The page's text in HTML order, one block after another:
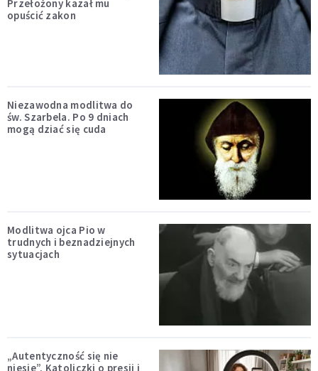
Przełożony kazał mu
opuścić zakon
Niezawodna modlitwa do
św. Szarbela. Po 9 dniach
mogą dziać się cuda
Modlitwa ojca Pio w
trudnych i beznadziejnych
sytuacjach
„Autentyczność się nie
niesie”. Katoliczki o presji i